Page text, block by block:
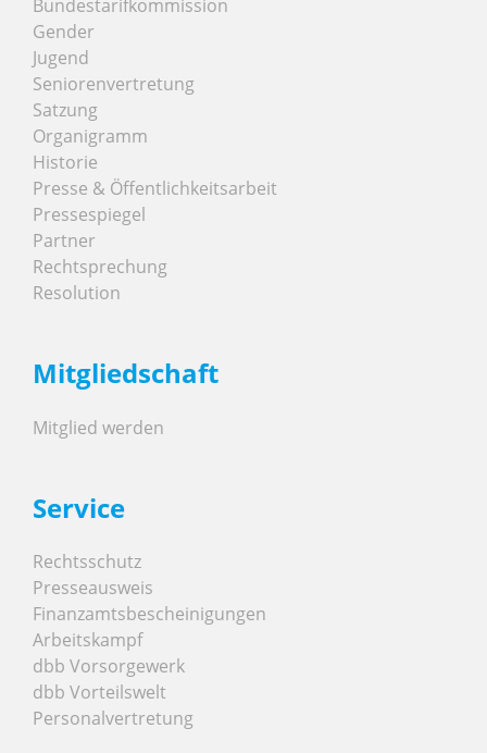
Bundestarifkommission
Gender
Jugend
Seniorenvertretung
Satzung
Organigramm
Historie
Presse & Öffentlichkeitsarbeit
Pressespiegel
Partner
Rechtsprechung
Resolution
Mitgliedschaft
Mitglied werden
Service
Rechtsschutz
Presseausweis
Finanzamtsbescheinigungen
Arbeitskampf
dbb Vorsorgewerk
dbb Vorteilswelt
Personalvertretung